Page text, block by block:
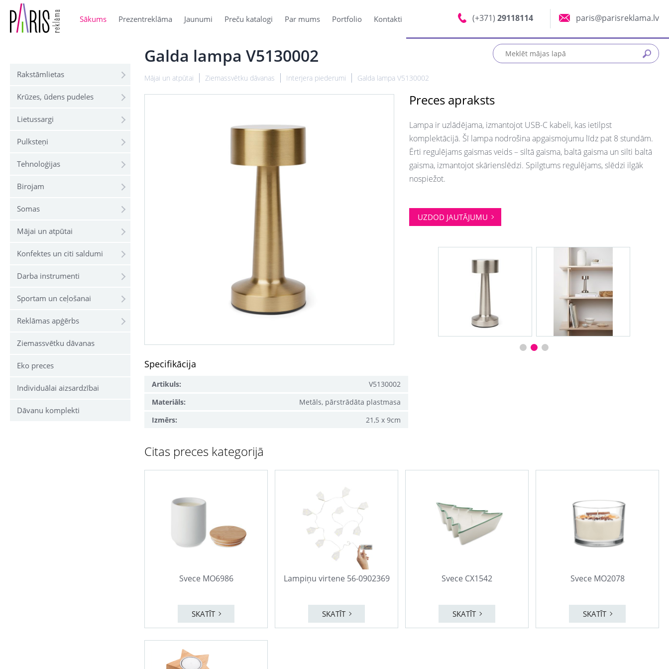
Sākums Prezentreklāma Jaunumi Preču katalogi Par mums Portfolio Kontakti (+371) 29118114 paris@parisreklama.lv
Rakstāmlietas
Krūzes, ūdens pudeles
Lietussargi
Pulksteņi
Tehnoloģijas
Birojam
Somas
Mājai un atpūtai
Konfektes un citi saldumi
Darba instrumenti
Sportam un ceļošanai
Reklāmas apģērbs
Ziemassvētku dāvanas
Eko preces
Individuālai aizsardzībai
Dāvanu komplekti
Galda lampa V5130002
Mājai un atpūtai Ziemassvētku dāvanas Interjera piederumi Galda lampa V5130002
Preces apraksts
Lampa ir uzlādējama, izmantojot USB-C kabeli, kas ietilpst
komplektācijā. Šī lampa nodrošina apgaismojumu līdz pat 8 stundām.
Ērti regulējams gaismas veids – siltā gaisma, baltā gaisma un silti baltā
gaisma, izmantojot skārienslēdzi. Spilgtums regulējams, slēdzi ilgāk
nospiežot.
UZDOD JAUTĀJUMU
Specifikācija
Artikuls:
V5130002
Materiāls:
Metāls, pārstrādāta plastmasa
Izmērs:
21,5 x 9cm
Citas preces kategorijā
Svece MO6986
SKATĪT
Lampiņu virtene 56-0902369
SKATĪT
Svece CX1542
SKATĪT
Svece MO2078
SKATĪT